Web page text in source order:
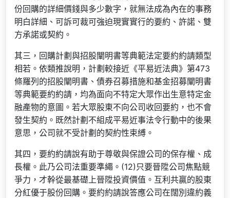
份回購的詳細價錢與多少數字，就無法成為內在的事務
明白詳細、可訴可裁可強迫現實實行的要約、許諾、雙
方承諾或契約。
其三，回購計劃與招股闡明書等典範法定要約約請類型
相若。依類推說明，計劃較接近《平易近法典》第473
條羅列的招股闡明書、債券召募措施和基金招募闡明書
等典範要約約請，均為面向不特定大眾作出生意特定金
融產物的意圖。若大眾股東不向公司收回要約，也不會
發生契約。既然計劃不組成平易近事法令行動中的後果
意思，公司就不受計劃的契約性束縛。
其四，要約約請說有助于尊敬與保證公司的保存權、成
長權。此乃公司法重要準繩。(12)只要晉陞公司焦點競
爭力，才幹從最基礎上晉陞投資價值。互利共贏的股東
分紅優于股份回購。要約約請說答應公司在闊別違約義